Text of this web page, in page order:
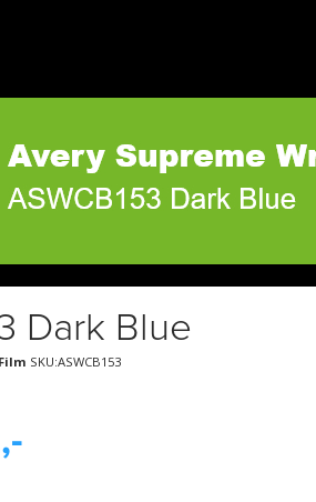
Dark Blue
SKU:ASWCB153